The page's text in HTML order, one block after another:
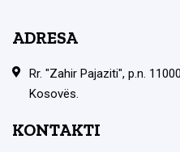
ADRESA
Rr. "Zahir Pajaziti", p.n.
Kosovës.
KONTAKTI